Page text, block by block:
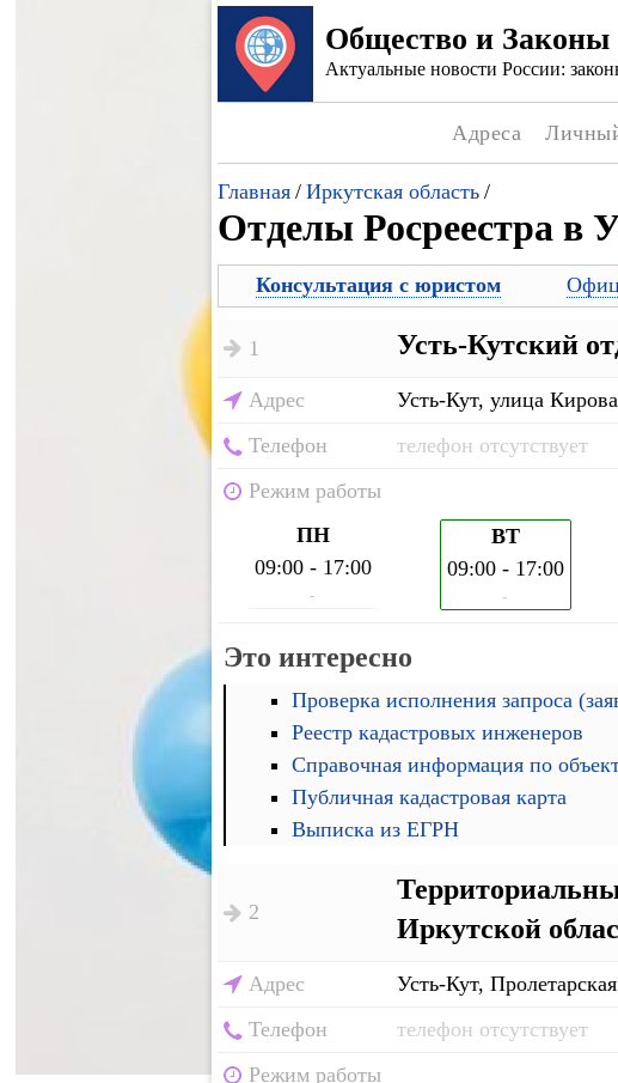
Общество и Законы
Актуальные новости России:
Адреса
Главная / Иркутская область /
Отделы Росреестра в
Консультация с юристом
1 Усть-Кутский
Адрес
Усть-Кут, улица
Телефон
телефон отсутствует
Режим работы
ПН
09:00 - 17:00
-
ВТ
09:00 - 17:00
-
Это интересно
Проверка исполнения запроса
Реестр кадастровых инженеров
Справочная информация по
Публичная кадастровая карта
Выписка из ЕГРН
2
Иркутской
Адрес
Усть-Кут,
Телефон
телефон отсутствует
Режим работы